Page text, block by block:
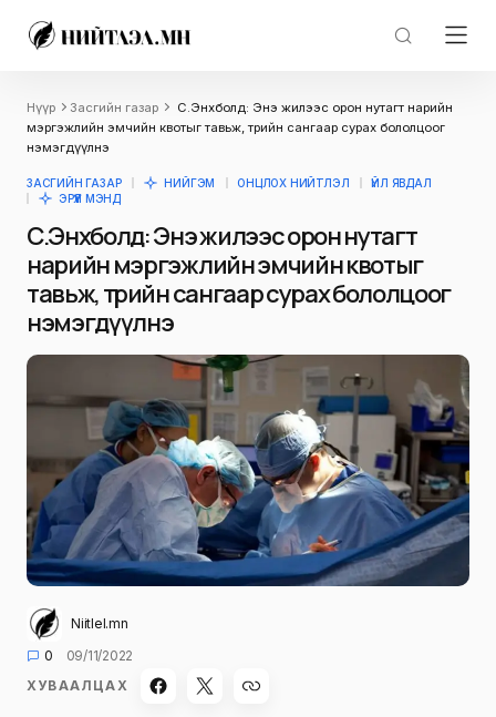
Нүүр Засгийн газар
С.Энхболд: Энэ жилээс орон нутагт нарийн
мэргэжлийн эмчийн квотыг тавьж, төрийн сангаар сурах бололцоог
нэмэгдүүлнэ
ЗАСГИЙН ГАЗАР НИЙГЭМ ОНЦЛОХ НИЙТЛЭЛ
ҮЙЛ ЯВДАЛ
ЭРҮҮЛ МЭНД
С.Энхболд: Энэ жилээс орон нутагт
нарийн мэргэжлийн эмчийн квотыг
тавьж, төрийн сангаар сурах бололцоог
нэмэгдүүлнэ
Niitlel.mn
0
09/11/2022
ХУВААЛЦАХ